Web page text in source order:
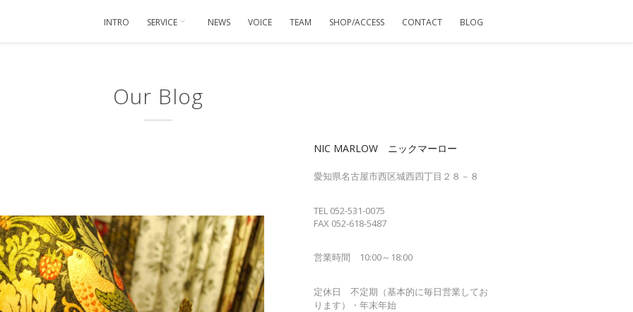
INTRO SERVICE NEWS VOICE TEAM SHOP/ACCESS CONTACT BLOG
Our Blog
NIC MARLOW ニックマーロー
愛知県名古屋市西区城西四丁目２８－８
TEL 052-531-0075
FAX 052-618-5487
営業時間 10:00～18:00
定休日 不定期（基本的に毎日営業してお
ります）・年末年始